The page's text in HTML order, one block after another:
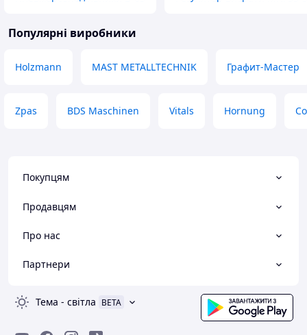
Популярні виробники
Holzmann MAST METALLTECHNIK Графит-Мастер
Zpas BDS Maschinen Vitals Hornung
Покупцям
Продавцям
Про нас
Партнери
Тема - світла BETA